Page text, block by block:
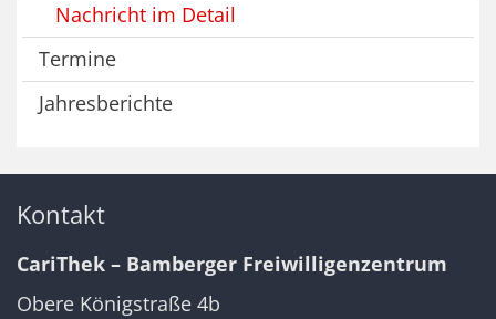
Nachricht im Detail
Termine
Jahresberichte
Kontakt
CariThek – Bamberger Freiwilligenzentrum
Obere Königstraße 4b